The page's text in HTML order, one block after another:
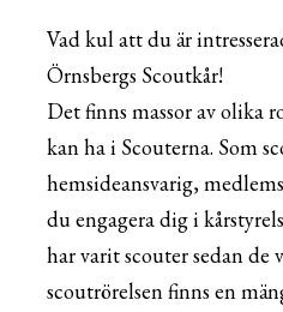
Vad kul att du är
Örnsbergs Scoutkår!
Det finns massor av olika
kan ha i Scouterna. Som
hemsideansvarig,
du engagera dig i
har varit scouter sedan de
scoutrörelsen finns en